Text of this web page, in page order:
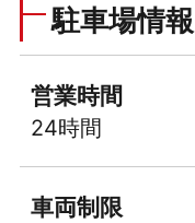
駐車場情報
営業時間
24時間
車両制限